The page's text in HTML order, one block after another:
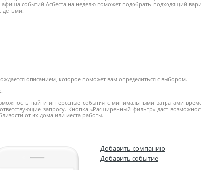
событий Асбеста на неделю поможет подобрать подходящий
детьми.
описанием, которое поможет вам определиться с выбором.
найти интересные события с минимальными затратами
запросу. Кнопка «Расширенный фильтр» даст
от их дома или места работы.
Добавить компанию
Добавить событие